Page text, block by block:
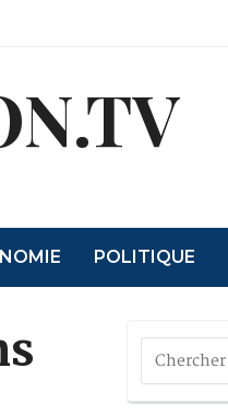
POLITIQUE